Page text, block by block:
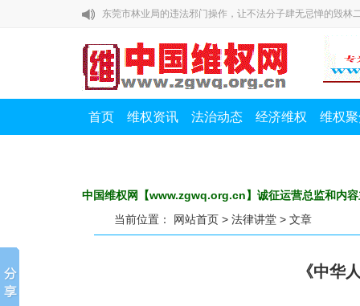
东莞市林业局的违法邪门操作，让不法分子肆无忌惮的毁林
无人受处罚
广东观音山森林公园内违反多种法规，存在多重叠加重大安
馆陶乞业家二次致函邯郸市委书记：奇！邯郸市公安局的核
成了疑犯的辩护词
毁林千亩、维权廿载：一座民营国家级森林公园的生态之殇
浙江金华：这起离谱的强奸案，为何公检法都隐匿证据?
成了疑犯的辩护词
首页 维权资讯 法治动态 经济维权 维权
中国维权网【www.zgwq.org.cn】诚征运营总监和内
当前位置： 网站首页 > 法律讲堂 > 文章
《中华